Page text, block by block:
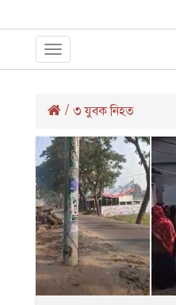
Toggle
navigation
/ ৩ যুবক নিহত